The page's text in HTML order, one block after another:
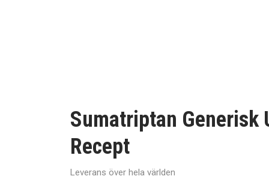
Sumatriptan Generisk
Recept
Leverans över hela världen